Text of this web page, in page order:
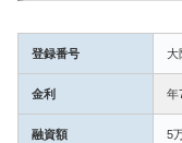
登録番号 大
金利 年
融資額 5